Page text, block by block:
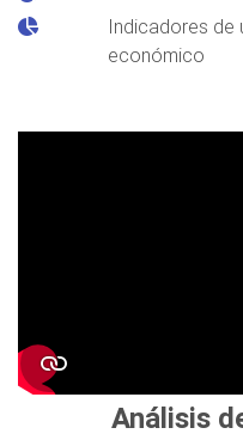
Indicadores de
económico
Análisis